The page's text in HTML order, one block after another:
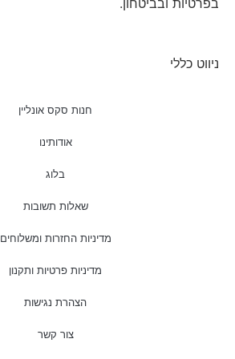
בפרטיות ובביטחון.
ניווט כללי
חנות סקס אונליין
אודותינו
בלוג
שאלות תשובות
מדיניות החזרות ומשלוחים
מדיניות פרטיות ותקנון
הצהרת נגישות
צור קשר